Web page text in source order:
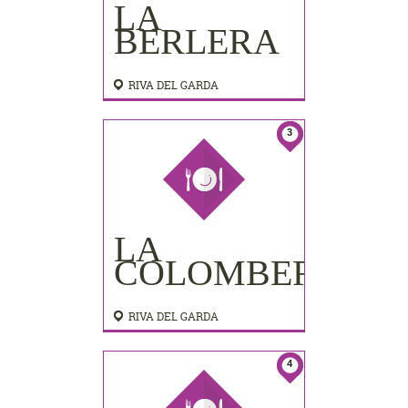
LA
BERLERA
RIVA DEL GARDA
3
LA
COLOMBERA
RIVA DEL GARDA
4